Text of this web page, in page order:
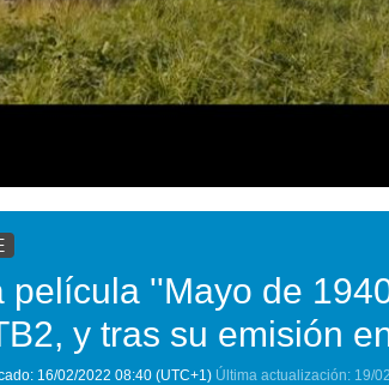
película ''Mayo de
y tras su emisión
16/02/2022 08:40 (UTC+1) Última actualización: 19/